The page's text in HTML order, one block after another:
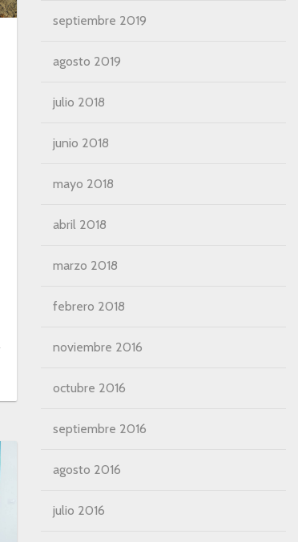
septiembre 2019
agosto 2019
julio 2018
junio 2018
mayo 2018
abril 2018
marzo 2018
febrero 2018
noviembre 2016
octubre 2016
septiembre 2016
agosto 2016
julio 2016